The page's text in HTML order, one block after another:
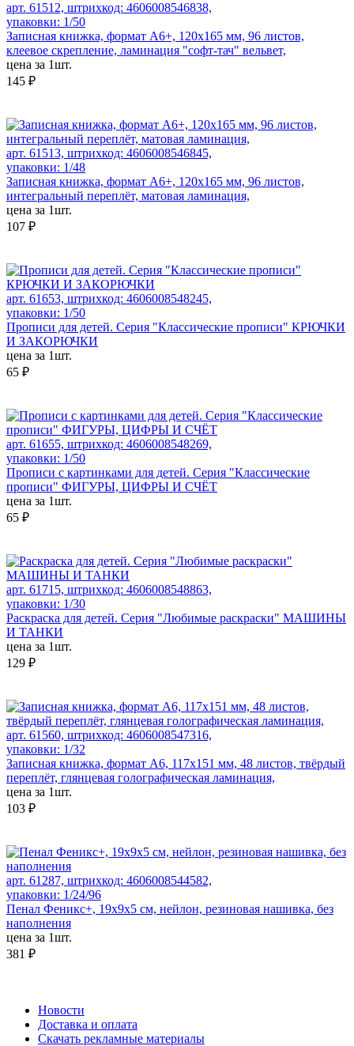
арт. 61512, штрихкод: 4606008546838,
упаковки: 1/50
Записная книжка, формат А6+, 120х165 мм, 96 листов,
клеевое скрепление, ламинация "софт-тач" вельвет,
цена за 1шт.
145 ₽
арт. 61513, штрихкод: 4606008546845,
упаковки: 1/48
Записная книжка, формат А6+, 120х165 мм, 96 листов,
интегральный переплёт, матовая ламинация,
цена за 1шт.
107 ₽
арт. 61653, штрихкод: 4606008548245,
упаковки: 1/50
Прописи для детей. Серия "Классические прописи" КРЮЧКИ
И ЗАКОРЮЧКИ
цена за 1шт.
65 ₽
арт. 61655, штрихкод: 4606008548269,
упаковки: 1/50
Прописи с картинками для детей. Серия "Классические
прописи" ФИГУРЫ, ЦИФРЫ И СЧЁТ
цена за 1шт.
65 ₽
арт. 61715, штрихкод: 4606008548863,
упаковки: 1/30
Раскраска для детей. Серия "Любимые раскраски" МАШИНЫ
И ТАНКИ
цена за 1шт.
129 ₽
арт. 61560, штрихкод: 4606008547316,
упаковки: 1/32
Записная книжка, формат А6, 117х151 мм, 48 листов, твёрдый
переплёт, глянцевая голографическая ламинация,
цена за 1шт.
103 ₽
арт. 61287, штрихкод: 4606008544582,
упаковки: 1/24/96
Пенал Феникс+, 19х9х5 см, нейлон, резиновая нашивка, без
наполнения
цена за 1шт.
381 ₽
Новости
Доставка и оплата
Скачать рекламные материалы